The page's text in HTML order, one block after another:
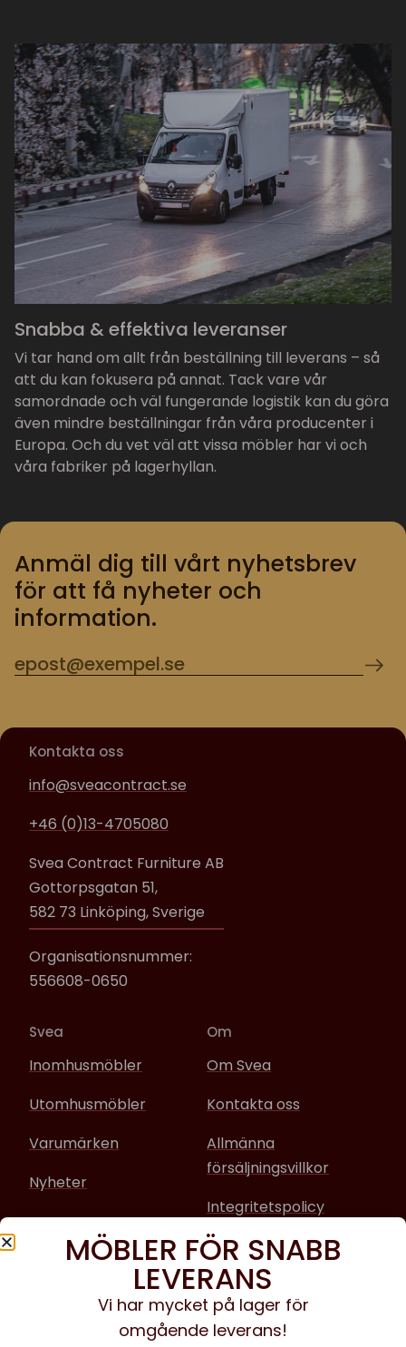
Snabba & effektiva leveranser
Vi tar hand om allt från beställning till leverans – så
att du kan fokusera på annat. Tack vare vår
samordnade och väl fungerande logistik kan du göra
även mindre beställningar från våra producenter i
Europa. Och du vet väl att vissa möbler har vi och
våra fabriker på lagerhyllan.
Anmäl dig till vårt nyhetsbrev
för att få nyheter och
information.
Kontakta oss
info@sveacontract.se
+46 (0)13-4705080
Svea Contract Furniture AB
Gottorpsgatan 51,
582 73 Linköping, Sverige
Organisationsnummer:
556608-0650
Svea
Inomhusmöbler
Utomhusmöbler
Varumärken
Nyheter
Om
Om Svea
Kontakta oss
Allmänna
försäljningsvillkor
Integritetspolicy
Sociala media
Facebook
Instagram
MÖBLER FÖR SNABB
LEVERANS
Vi har mycket på lager för
omgående leverans!